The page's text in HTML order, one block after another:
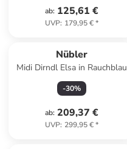
ab: 125,61 €
UVP: 179,95 €*
Nübler
Midi Dirndl Elsa in Rauchblau
-30%
ab: 209,37 €
UVP: 299,95 €*